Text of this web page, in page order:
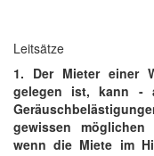
Leitsätze
1. Der Mieter einer
gelegen ist, kann -
gewissen
wenn die Miete im